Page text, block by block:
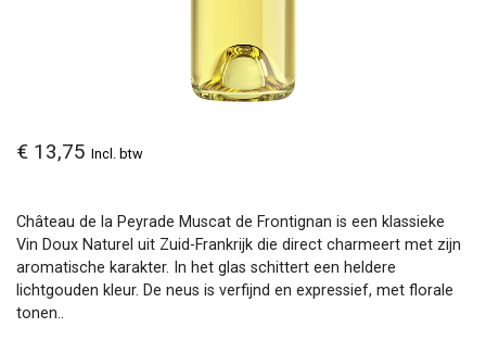
€ 13,75 Incl. btw
Château de la Peyrade Muscat de Frontignan is een klassieke
Vin Doux Naturel uit Zuid-Frankrijk die direct charmeert met zijn
aromatische karakter. In het glas schittert een heldere
lichtgouden kleur. De neus is verfijnd en expressief, met florale
tonen..